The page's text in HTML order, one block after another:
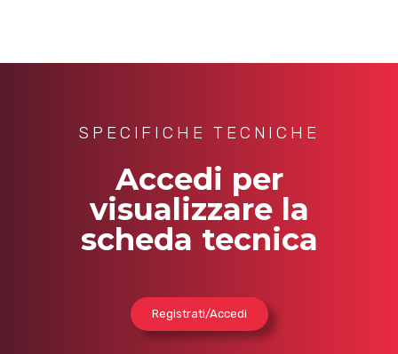
SPECIFICHE TECNICHE
Accedi per
visualizzare la
scheda tecnica
Registrati/Accedi